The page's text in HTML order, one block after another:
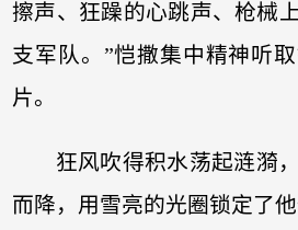
擦声、狂躁的心跳声、枪
支军队。”恺撒集中精神听
片。
狂风吹得积水荡起涟漪
而降，用雪亮的光圈锁定了他